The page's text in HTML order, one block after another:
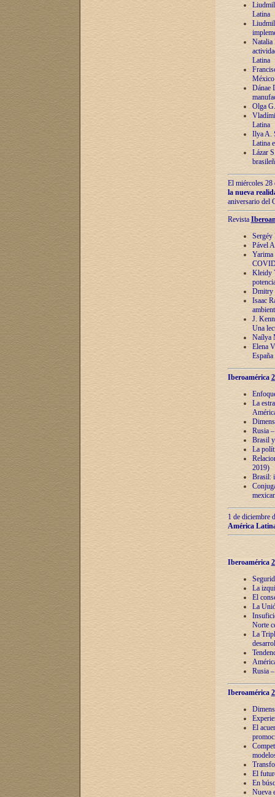
Latina
Natalia
Latina
México
Dánae
Olga
Latina
Ilya A.
Latina
Lázar
El miércoles 28
la nueva
aniversario del
Revista
Sergéy
Pável
Yarima
Kleidy
Dmitry
Isaac
J.
Una
Naílya
Elena
España
Iberoamérica
La
Rusia
Brasil
La
2019)
Brasil:
1 de diciembre
América
Iberoamérica
La
El
La
Norte
La
Rusia
Iberoamérica
El
El
En
Nueva